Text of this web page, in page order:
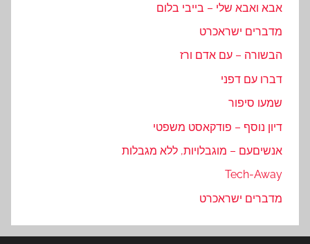
אבא ואבא שלי – בייבי בלום
מדברים ישראכרט
הבשורה – עם אדם ורז
דברו עם דפני
שמעו סיפור
דיון נוסף – פודקאסט משפטי
אנשיםעם – מוגבלויות, ללא מגבלות
Tech-Away
מדברים ישראכרט